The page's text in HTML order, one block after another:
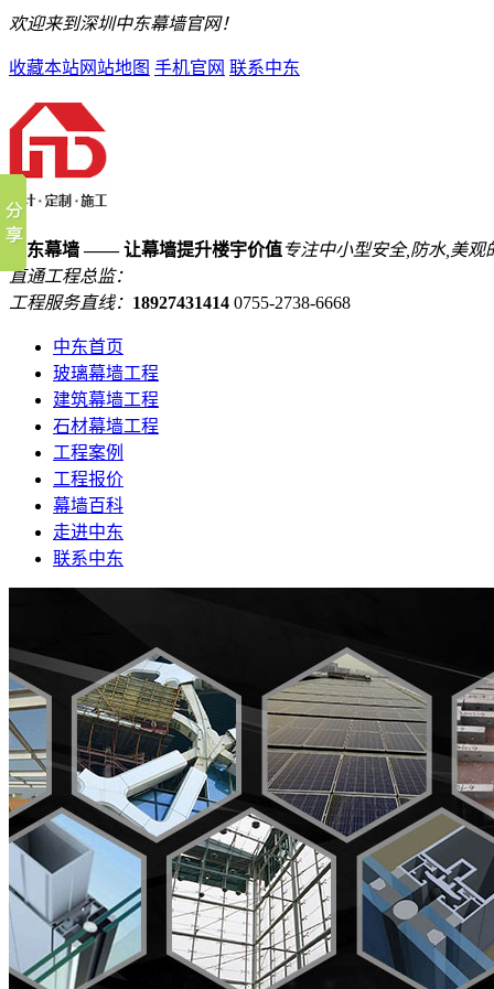
欢迎来到深圳中东幕墙官网！
收藏本站网站地图 手机官网 联系中东
中东幕墙 —— 让幕墙提升楼宇价值专注中小型安全,防水,美观
直通工程总监：
工程服务直线： 18927431414 0755-2738-6668
中东首页
玻璃幕墙工程
建筑幕墙工程
石材幕墙工程
工程案例
工程报价
幕墙百科
走进中东
联系中东